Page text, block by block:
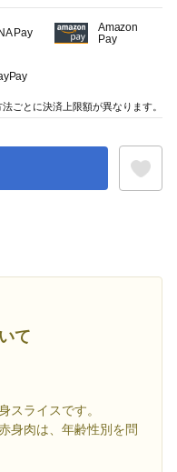
て
スライスです。
身肉は、年齢性別を問
Pay
Amazon
Pay
ごとに決済上限額が異なります。